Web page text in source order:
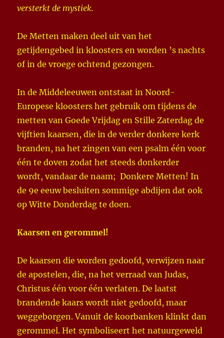
versterkt de mystiek.
De Metten maken deel uit van het
getijdengebed in kloosters en worden ’s nachts
of in de vroege ochtend gezongen.
In de Middeleeuwen ontstaat in Noord-
Europese kloosters het gebruik om tijdens de
metten van Goede Vrijdag en Stille Zaterdag de
vijftien kaarsen, die in de verder donkere kerk
branden, na het zingen van een psalm één voor
één te doven zodat het steeds donkerder
wordt, vandaar de naam; Donkere Metten! In
de 9e eeuw besluiten sommige abdijen dat ook
op Witte Donderdag te doen.
Kaarsen en gerommel!
De kaarsen die worden gedoofd, verwijzen naar
de apostelen, die, na het verraad van Judas,
Christus één voor één verlaten. De laatst
brandende kaars wordt niet gedoofd, maar
weggeborgen. Vanuit de koorbanken klinkt dan
gerommel. Het symboliseert het natuurgeweld